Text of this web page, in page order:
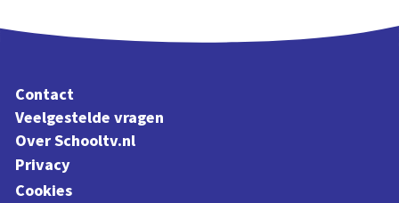
Contact
Veelgestelde vragen
Over Schooltv.nl
Privacy
Cookies